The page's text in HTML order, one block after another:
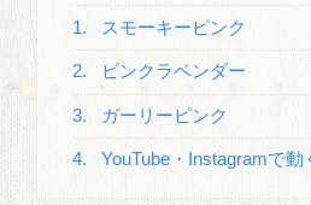
1. スモーキーピンク
2. ピンクラベンダー
3. ガーリーピンク
4. YouTube・Instagramで